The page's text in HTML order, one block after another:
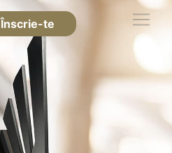
Înscrie-te